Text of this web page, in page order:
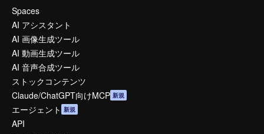
Spaces
AI アシスタント
AI 画像生成ツール
AI 動画生成ツール
AI 音声合成ツール
ストックコンテンツ
Claude/ChatGPT向けMCP 新規
エージェント 新規
API